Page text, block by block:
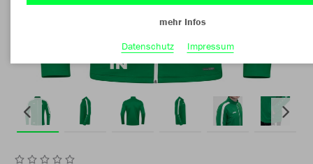
mehr Infos
Datenschutz
Impressum